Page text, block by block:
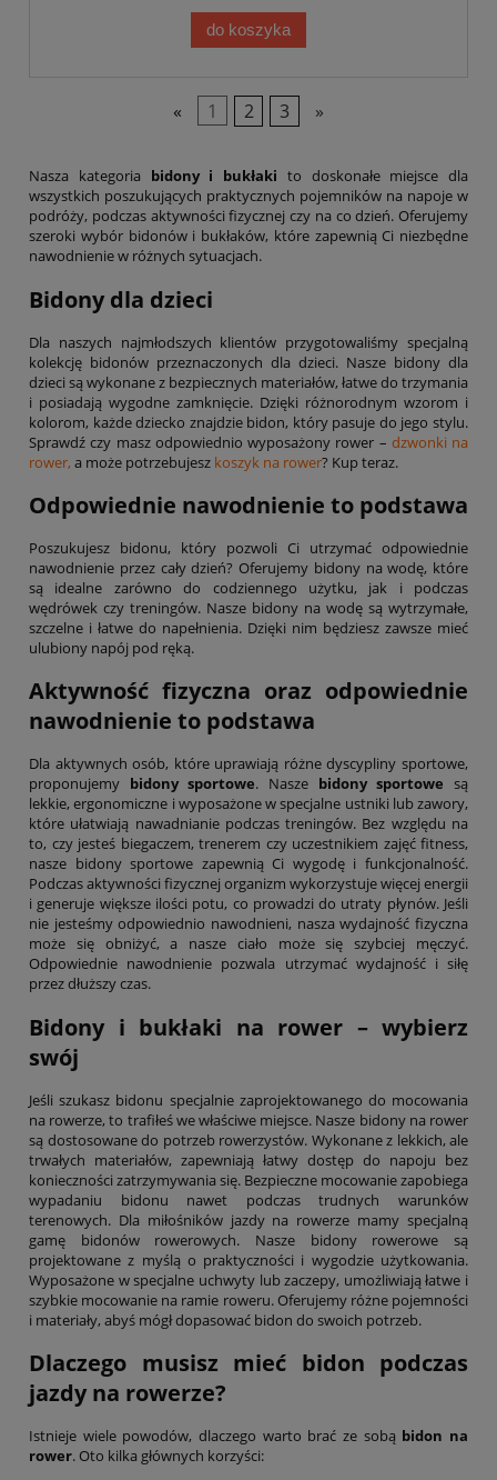
do koszyka
« 1 2 3 »
Nasza kategoria bidony i bukłaki to doskonałe miejsce dla
wszystkich poszukujących praktycznych pojemników na napoje w
podróży, podczas aktywności fizycznej czy na co dzień. Oferujemy
szeroki wybór bidonów i bukłaków, które zapewnią Ci niezbędne
nawodnienie w różnych sytuacjach.
Bidony dla dzieci
Dla naszych najmłodszych klientów przygotowaliśmy specjalną
kolekcję bidonów przeznaczonych dla dzieci. Nasze bidony dla
dzieci są wykonane z bezpiecznych materiałów, łatwe do trzymania
i posiadają wygodne zamknięcie. Dzięki różnorodnym wzorom i
kolorom, każde dziecko znajdzie bidon, który pasuje do jego stylu.
Sprawdź czy masz odpowiednio wyposażony rower – dzwonki na
rower, a może potrzebujesz koszyk na rower? Kup teraz.
Odpowiednie nawodnienie to podstawa
Poszukujesz bidonu, który pozwoli Ci utrzymać odpowiednie
nawodnienie przez cały dzień? Oferujemy bidony na wodę, które
są idealne zarówno do codziennego użytku, jak i podczas
wędrówek czy treningów. Nasze bidony na wodę są wytrzymałe,
szczelne i łatwe do napełnienia. Dzięki nim będziesz zawsze mieć
ulubiony napój pod ręką.
Aktywność fizyczna oraz odpowiednie
nawodnienie to podstawa
Dla aktywnych osób, które uprawiają różne dyscypliny sportowe,
proponujemy bidony sportowe. Nasze bidony sportowe są
lekkie, ergonomiczne i wyposażone w specjalne ustniki lub zawory,
które ułatwiają nawadnianie podczas treningów. Bez względu na
to, czy jesteś biegaczem, trenerem czy uczestnikiem zajęć fitness,
nasze bidony sportowe zapewnią Ci wygodę i funkcjonalność.
Podczas aktywności fizycznej organizm wykorzystuje więcej energii
i generuje większe ilości potu, co prowadzi do utraty płynów. Jeśli
nie jesteśmy odpowiednio nawodnieni, nasza wydajność fizyczna
może się obniżyć, a nasze ciało może się szybciej męczyć.
Odpowiednie nawodnienie pozwala utrzymać wydajność i siłę
przez dłuższy czas.
Bidony i bukłaki na rower – wybierz
swój
Jeśli szukasz bidonu specjalnie zaprojektowanego do mocowania
na rowerze, to trafiłeś we właściwe miejsce. Nasze bidony na rower
są dostosowane do potrzeb rowerzystów. Wykonane z lekkich, ale
trwałych materiałów, zapewniają łatwy dostęp do napoju bez
konieczności zatrzymywania się. Bezpieczne mocowanie zapobiega
wypadaniu bidonu nawet podczas trudnych warunków
terenowych. Dla miłośników jazdy na rowerze mamy specjalną
gamę bidonów rowerowych. Nasze bidony rowerowe są
projektowane z myślą o praktyczności i wygodzie użytkowania.
Wyposażone w specjalne uchwyty lub zaczepy, umożliwiają łatwe i
szybkie mocowanie na ramie roweru. Oferujemy różne pojemności
i materiały, abyś mógł dopasować bidon do swoich potrzeb.
Dlaczego musisz mieć bidon podczas
jazdy na rowerze?
Istnieje wiele powodów, dlaczego warto brać ze sobą bidon na
rower. Oto kilka głównych korzyści: